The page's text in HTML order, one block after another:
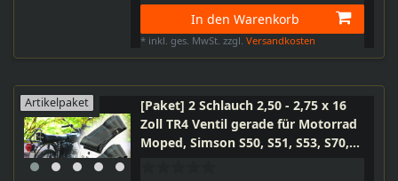
In den Warenkorb
* inkl. ges. MwSt. zzgl.Versandkosten
Artikelpaket
[Paket] 2 Schlauch 2,50 - 2,75 x 16
Zoll TR4 Ventil gerade für Motorrad
Moped, Simson S50, S51, S53, S70,